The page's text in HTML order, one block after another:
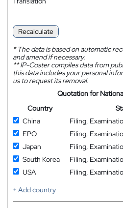
Recalculate
*The data is based on automatic
and amend if necessary.
**IP-Coster compiles data from
this data includes your personal
us to request its removal.
Quotation for
Country
China
Filing,
EPO
Filing,
Japan
Filing,
South Korea
Filing,
USA
Filing,
+ Add country